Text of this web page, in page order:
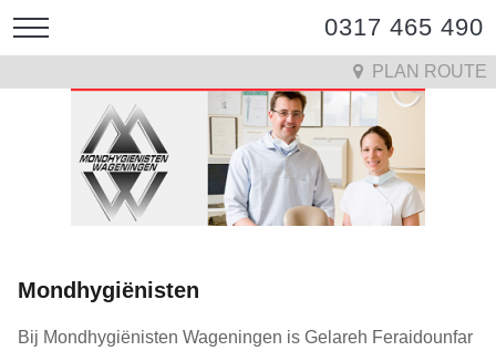
0317 465 490
PLAN ROUTE
Mondhygiënisten
Bij Mondhygiënisten Wageningen is Gelareh Feraidounfar